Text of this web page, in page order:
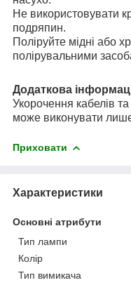
Не використовувати
подряпин.
Поліруйте мідні або
полірувальними
Додаткова
Укорочення кабелів
може виконувати
Приховати
Характеристики
Основні атрибути
Тип лампи
Колір
Тип вимикача